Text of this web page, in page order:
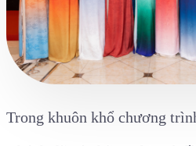
Trong khuôn khổ chương